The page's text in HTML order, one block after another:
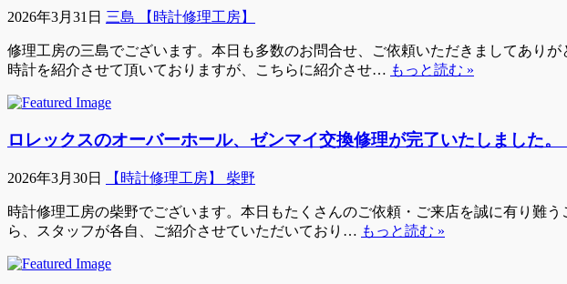
2026年3月31日 三島 【時計修理工房】
修理工房の三島でございます。本日も多数のお問合せ、ご依頼いただきましてあり
時計を紹介させて頂いておりますが、こちらに紹介させ… もっと読む »
ロレックスのオーバーホール、ゼンマイ交換修理が完了いたしました。
2026年3月30日 【時計修理工房】 柴野
時計修理工房の柴野でございます。本日もたくさんのご依頼・ご来店を誠に有り難
ら、スタッフが各自、ご紹介させていただいており… もっと読む »